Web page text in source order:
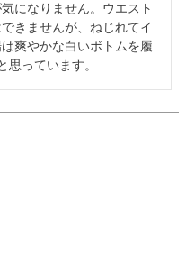
になりません。ウエスト
きませんが、ねじれてイ
爽やかな白いボトムを履
思っています。